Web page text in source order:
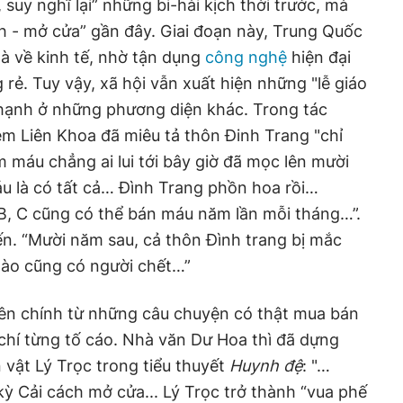
suy nghĩ lại” những bi-hài kịch thời trước, mà
- mở cửa” gần đây. Giai đoạn này, Trung Quốc
về kinh tế, nhờ tận dụng công nghệ hiện đại
Tuy vậy, xã hội vẫn xuất hiện những "lễ giáo
ở những phương diện khác. Trong tác
Liên Khoa đã miêu tả thôn Đinh Trang "chỉ
chẳng ai lui tới bây giờ đã mọc lên mười
là có tất cả… Đình Trang phồn hoa rồi…
C cũng có thể bán máu năm lần mỗi tháng…”.
“Mười năm sau, cả thôn Đình trang bị mắc
cũng có người chết…”
chính từ những câu chuyện có thật mua bán
từng tố cáo. Nhà văn Dư Hoa thì đã dựng
vật Lý Trọc trong tiểu thuyết Huynh đệ: "…
Cải cách mở cửa... Lý Trọc trở thành “vua phế